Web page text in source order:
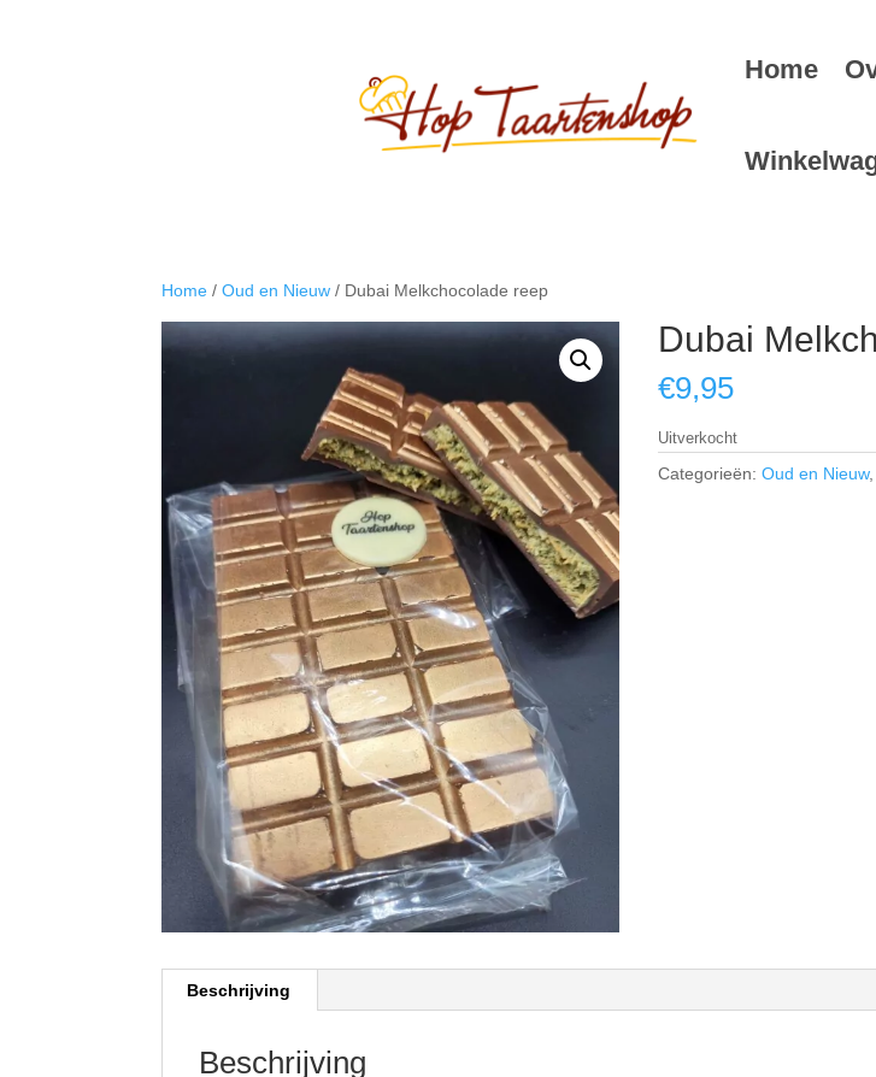
Home
Home /Oud en Nieuw / Dubai Melkchocolade reep
Dubai
€9,95
Uitverkocht
Categorieën:Oud en Nieuw
Beschrijving
Beschrijving